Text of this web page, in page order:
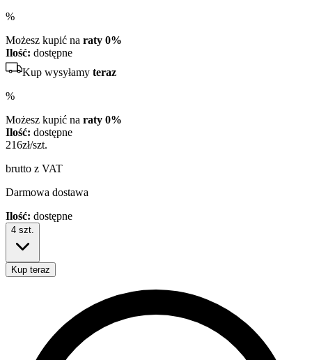
%
Możesz kupić na raty 0%
Ilość: dostępne
Kup wysyłamy teraz
%
Możesz kupić na raty 0%
Ilość: dostępne
216zł/szt.
brutto z VAT
Darmowa dostawa
Ilość: dostępne
4 szt.
Kup teraz